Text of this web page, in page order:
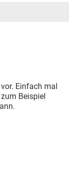
Einfach mal
Beispiel